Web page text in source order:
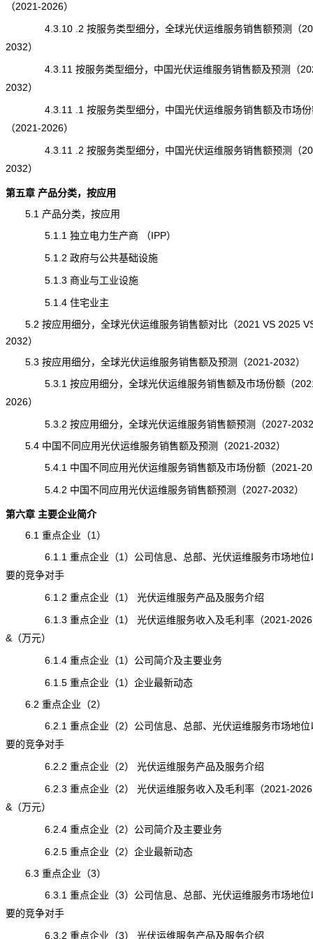
（2021-2026）
4.3.10 .2 按服务类型细分，全球光伏运维服务销售额预测（
2032）
4.3.11 按服务类型细分，中国光伏运维服务销售额及预测（
2032）
4.3.11 .1 按服务类型细分，中国光伏运维服务销售额及市场份
（2021-2026）
4.3.11 .2 按服务类型细分，中国光伏运维服务销售额预测（
2032）
第五章 产品分类，按应用
5.1 产品分类，按应用
5.1.1 独立电力生产商 （IPP）
5.1.2 政府与公共基础设施
5.1.3 商业与工业设施
5.1.4 住宅业主
5.2 按应用细分，全球光伏运维服务销售额对比（2021 VS 2025
2032）
5.3 按应用细分，全球光伏运维服务销售额及预测（2021-2032）
5.3.1 按应用细分，全球光伏运维服务销售额及市场份额（
2026）
5.3.2 按应用细分，全球光伏运维服务销售额预测（2027-
5.4 中国不同应用光伏运维服务销售额及预测（2021-2032）
5.4.1 中国不同应用光伏运维服务销售额及市场份额（2021-
5.4.2 中国不同应用光伏运维服务销售额预测（2027-2032）
第六章 主要企业简介
6.1 重点企业（1）
6.1.1 重点企业（1）公司信息、总部、光伏运维服务市场地位
要的竞争对手
6.1.2 重点企业（1） 光伏运维服务产品及服务介绍
6.1.3 重点企业（1） 光伏运维服务收入及毛利率（2021-2026
&（万元）
6.1.4 重点企业（1）公司简介及主要业务
6.1.5 重点企业（1）企业最新动态
6.2 重点企业（2）
6.2.1 重点企业（2）公司信息、总部、光伏运维服务市场地位
要的竞争对手
6.2.2 重点企业（2） 光伏运维服务产品及服务介绍
6.2.3 重点企业（2） 光伏运维服务收入及毛利率（2021-2026
&（万元）
6.2.4 重点企业（2）公司简介及主要业务
6.2.5 重点企业（2）企业最新动态
6.3 重点企业（3）
6.3.1 重点企业（3）公司信息、总部、光伏运维服务市场地位
要的竞争对手
6.3.2 重点企业（3） 光伏运维服务产品及服务介绍